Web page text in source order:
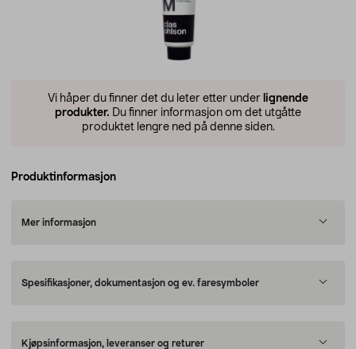
Vi håper du finner det du leter etter under lignende
produkter. Du finner informasjon om det utgåtte
produktet lengre ned på denne siden.
Produktinformasjon
Mer informasjon
Spesifikasjoner, dokumentasjon og ev. faresymboler
Kjøpsinformasjon, leveranser og returer